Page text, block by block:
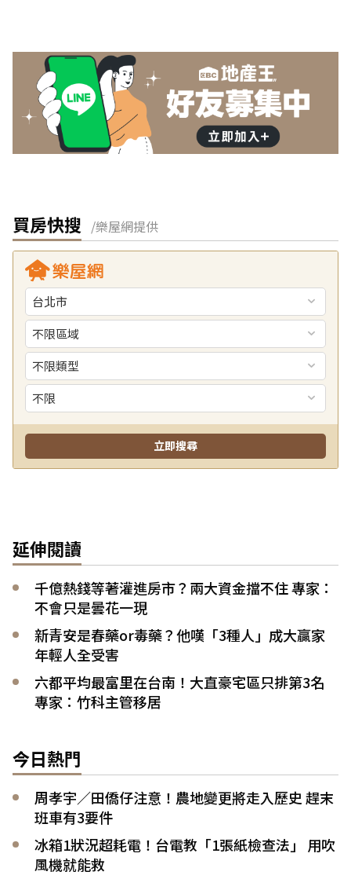
買房快搜 /樂屋網提供
延伸閱讀
千億熱錢等著灌進房市？兩大資金擋不住 專家：
不會只是曇花一現
新青安是春藥or毒藥？他嘆「3種人」成大贏家
年輕人全受害
六都平均最富里在台南！大直豪宅區只排第3名
專家：竹科主管移居
今日熱門
周孝宇／田僑仔注意！農地變更將走入歷史 趕末
班車有3要件
冰箱1狀況超耗電！台電教「1張紙檢查法」 用吹
風機就能救